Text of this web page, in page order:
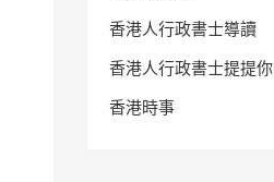
香港人行政書士導讀
香港人行政書士提提你
香港時事